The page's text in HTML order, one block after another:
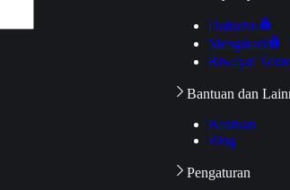
Daftarku
Mengikuti
Riwayat
Bantuan dan
Bantuan
Blog
Pengaturan